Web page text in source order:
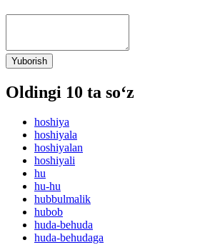
Yuborish
Oldingi 10 ta so‘z
hoshiya
hoshiyala
hoshiyalan
hoshiyali
hu
hu-hu
hubbulmalik
hubob
huda-behuda
huda-behudaga